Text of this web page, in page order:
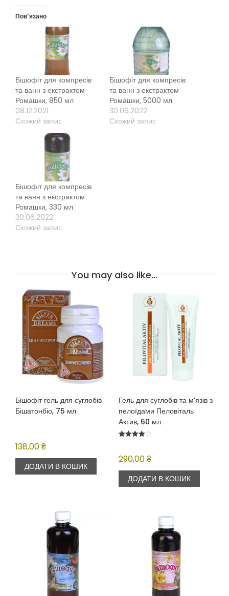
Пов’язано
Бішофіт для компресів
та ванн з екстрактом
Ромашки, 850 мл
08.12.2021
Схожий запис
Бішофіт для компресів
та ванн з екстрактом
Ромашки, 5000 мл
30.06.2022
Схожий запис
Бішофіт для компресів
та ванн з екстрактом
Ромашки, 330 мл
30.06.2022
Схожий запис
You may also like…
Бішофіт гель для суглобів
Бішатонбіо, 75 мл
138,00₴
ДОДАТИ В КОШИК
Гель для суглобів та м’язів з
пелоїдами Пеловіталь
Актив, 60 мл
4.00
з 5
290,00₴
ДОДАТИ В КОШИК